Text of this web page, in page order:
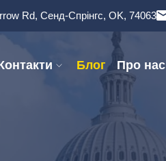
Rd, Сенд-Спрінгс, OK, 74063
Блог Про нас